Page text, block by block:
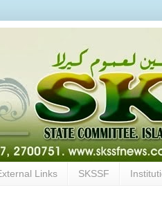
Links SKSSF